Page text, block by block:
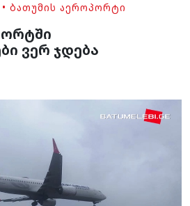
• ᲑᲐᲗᲣᲛᲘᲡ ᲐᲔᲠᲝᲞᲝᲠᲢᲘ
ვერ ჯდება